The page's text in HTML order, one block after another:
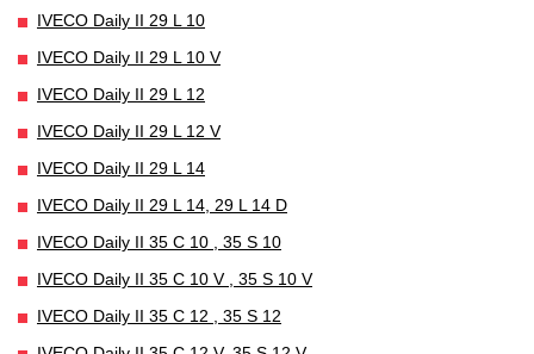
IVECO Daily II 29 L 10
IVECO Daily II 29 L 10 V
IVECO Daily II 29 L 12
IVECO Daily II 29 L 12 V
IVECO Daily II 29 L 14
IVECO Daily II 29 L 14, 29 L 14 D
IVECO Daily II 35 C 10 , 35 S 10
IVECO Daily II 35 C 10 V , 35 S 10 V
IVECO Daily II 35 C 12 , 35 S 12